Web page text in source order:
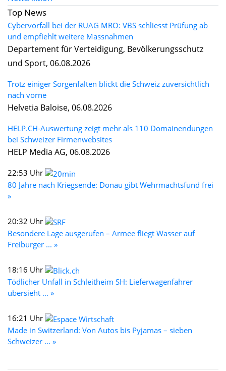
Top News
Cybervorfall bei der RUAG MRO: VBS schliesst Prüfung ab
und empfiehlt weitere Massnahmen
Departement für Verteidigung, Bevölkerungsschutz
und Sport, 06.08.2026
Trotz einiger Sorgenfalten blickt die Schweiz zuversichtlich
nach vorne
Helvetia Baloise, 06.08.2026
HELP.CH-Auswertung zeigt mehr als 110 Domainendungen
bei Schweizer Firmenwebsites
HELP Media AG, 06.08.2026
22:53 Uhr
80 Jahre nach Kriegsende: Donau gibt Wehrmachtsfund frei
»
20:32 Uhr
Besondere Lage ausgerufen – Armee fliegt Wasser auf
Freiburger ... »
18:16 Uhr
Tödlicher Unfall in Schleitheim SH: Lieferwagenfahrer
übersieht ... »
16:21 Uhr
Made in Switzerland: Von Autos bis Pyjamas – sieben
Schweizer ... »